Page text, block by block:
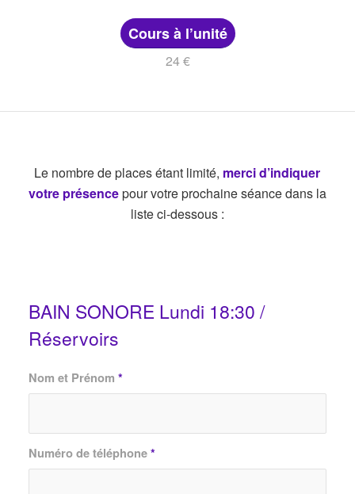
Cours à l’unité
24 €
Le nombre de places étant limité, merci d’indiquer
votre présencepour votre prochaine séance dans la
liste ci-dessous :
BAIN SONORE Lundi 18:30 /
Réservoirs
Nom et Prénom *
Numéro de téléphone*